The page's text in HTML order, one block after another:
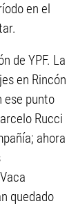
en el
de YPF. La
en Rincón
ese punto
Rucci
ahora
quedado